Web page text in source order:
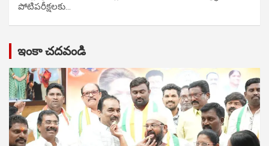
పోటిప‌రీక్ష‌ల‌కు…
ఇంకా చదవండి